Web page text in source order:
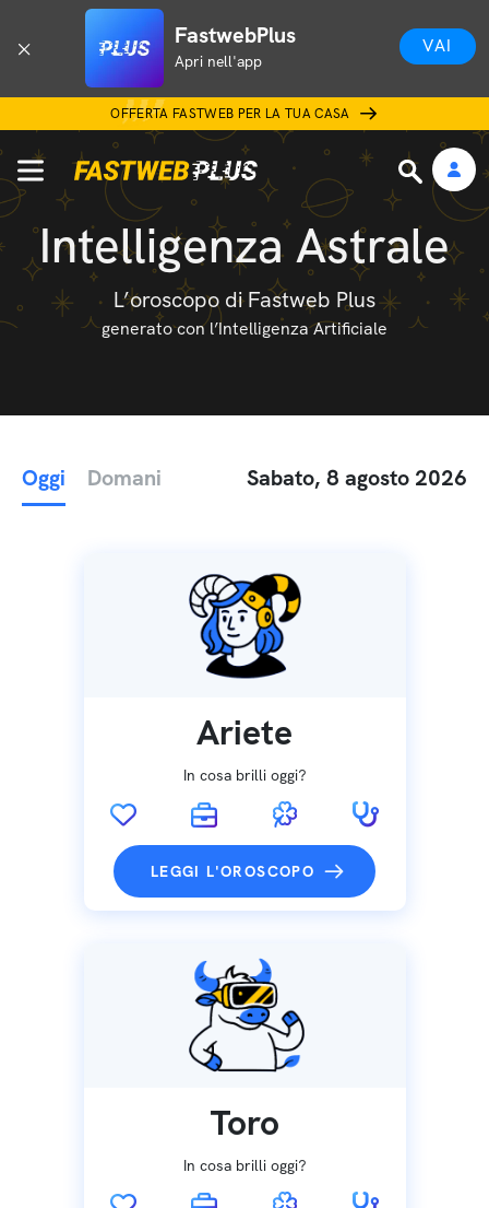
FastwebPlus
Apri nell'app
VAI
OFFERTA FASTWEB PER LA TUA CASA
Intelligenza Astrale
L’oroscopo di Fastweb Plus
generato con l’Intelligenza Artificiale
Oggi Domani Sabato, 8 agosto 2026
Ariete
In cosa brilli oggi?
LEGGI L'OROSCOPO
Toro
In cosa brilli oggi?